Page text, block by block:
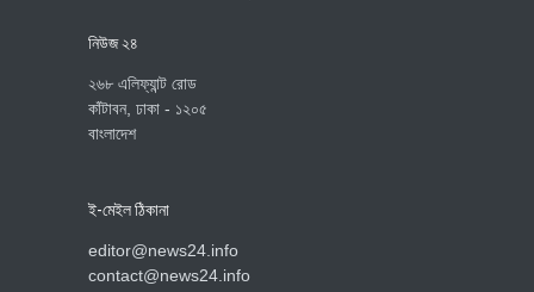
নিউজ ২৪
২৬৮ এলিফ্যান্ট রোড
কাঁটাবন, ঢাকা - ১২০৫
বাংলাদেশ
ই-মেইল ঠিকানা
editor@news24.info
contact@news24.info